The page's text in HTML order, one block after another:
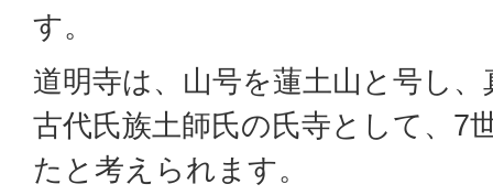
す。
道明寺は、山号を蓮土山と号し
古代氏族土師氏の氏寺として、7
たと考えられます。